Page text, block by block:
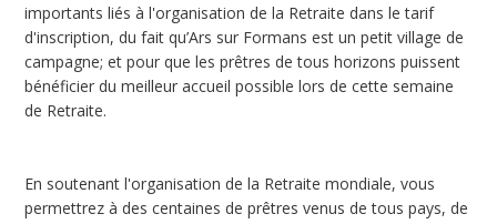
importants liés à l'organisation de la Retraite dans le tarif
d'inscription, du fait qu’Ars sur Formans est un petit village de
campagne; et pour que les prêtres de tous horizons puissent
bénéficier du meilleur accueil possible lors de cette semaine
de Retraite.
En soutenant l'organisation de la Retraite mondiale, vous
permettrez à des centaines de prêtres venus de tous pays, de